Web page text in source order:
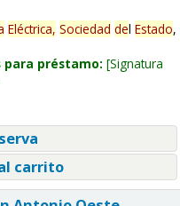
Eléctrica, Sociedad del Estado,
para préstamo: Signatura
carrito